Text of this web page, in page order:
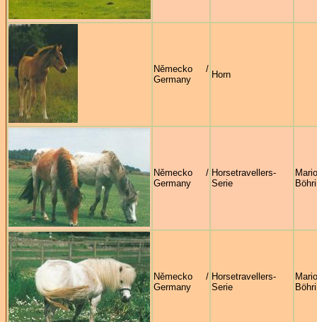
Německo /
Germany
Horn
Německo /
Germany
Horsetravellers-
Serie
Německo /
Germany
Horsetravellers-
Serie